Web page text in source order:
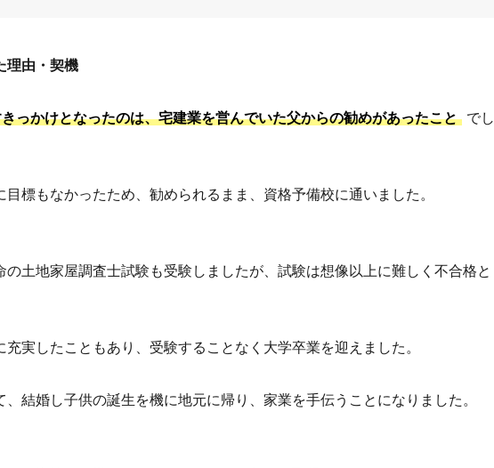
理由・契機
っかけとなったのは、宅建業を営んでいた父からの勧めがあったこと
でし
標もなかったため、勧められるまま、資格予備校に通いました。
土地家屋調査士試験も受験しましたが、試験は想像以上に難しく不合格と
実したこともあり、受験することなく大学卒業を迎えました。
結婚し子供の誕生を機に地元に帰り、家業を手伝うことになりました。